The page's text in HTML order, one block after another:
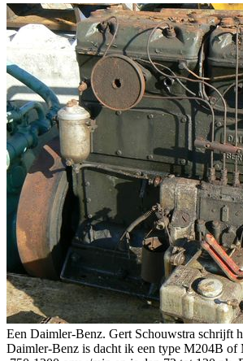
Een Daimler-Benz. Gert Schouwstra schrijft
Daimler-Benz is dacht ik een type M204B